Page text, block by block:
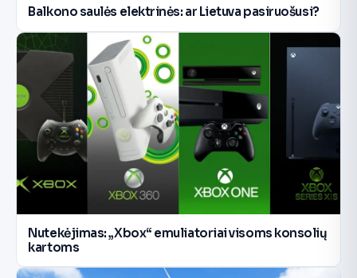
Balkono saulės elektrinės: ar Lietuva pasiruošusi?
Nutekėjimas: „Xbox“ emuliatoriai visoms konsolių
kartoms